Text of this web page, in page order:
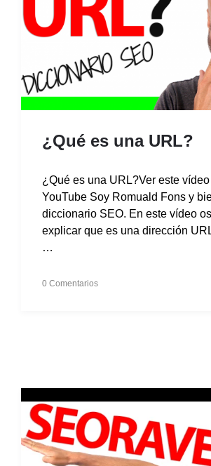
¿Qué es una URL?
¿Qué es una URL?Ver este vídeo
YouTube Soy Romuald Fons y
diccionario SEO. En este vídeo
explicar que es una dirección
…
0 Comentarios